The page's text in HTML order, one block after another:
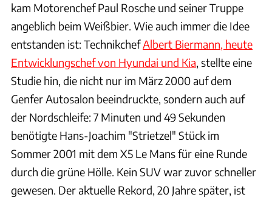
kam Motorenchef Paul Rosche und seiner Truppe
angeblich beim Weißbier. Wie auch immer die Idee
entstanden ist: TechnikchefAlbert Biermann, heute
Entwicklungschef von Hyundai und Kia, stellte eine
Studie hin, die nicht nur im März 2000 auf dem
Genfer Autosalon beeindruckte, sondern auch auf
der Nordschleife: 7 Minuten und 49 Sekunden
benötigte Hans-Joachim "Strietzel" Stück im
Sommer 2001 mit dem X5 Le Mans für eine Runde
durch die grüne Hölle. Kein SUV war zuvor schneller
gewesen. Der aktuelle Rekord, 20 Jahre später, ist